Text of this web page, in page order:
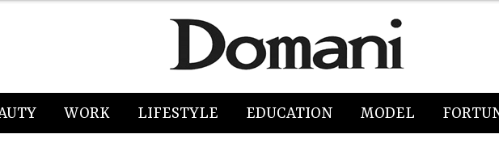
WORK LIFESTYLE EDUCATION MODEL